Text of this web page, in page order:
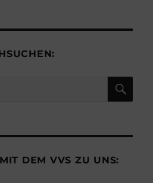
DEM VVS ZU UNS: